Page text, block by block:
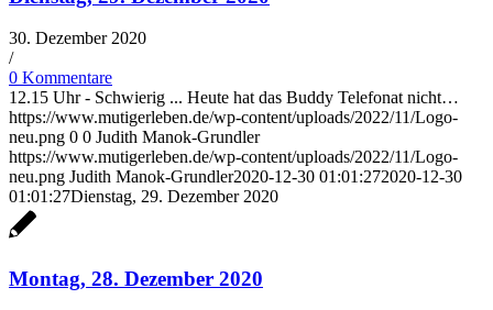
30. Dezember 2020
/
0 Kommentare
12.15 Uhr - Schwierig ... Heute hat das Buddy Telefonat nicht…
https://www.mutigerleben.de/wp-content/uploads/2022/11/Logo-
neu.png 0 0 Judith Manok-Grundler
https://www.mutigerleben.de/wp-content/uploads/2022/11/Logo-
neu.png Judith Manok-Grundler2020-12-30 01:01:272020-12-30
01:01:27Dienstag, 29. Dezember 2020
Montag, 28. Dezember 2020